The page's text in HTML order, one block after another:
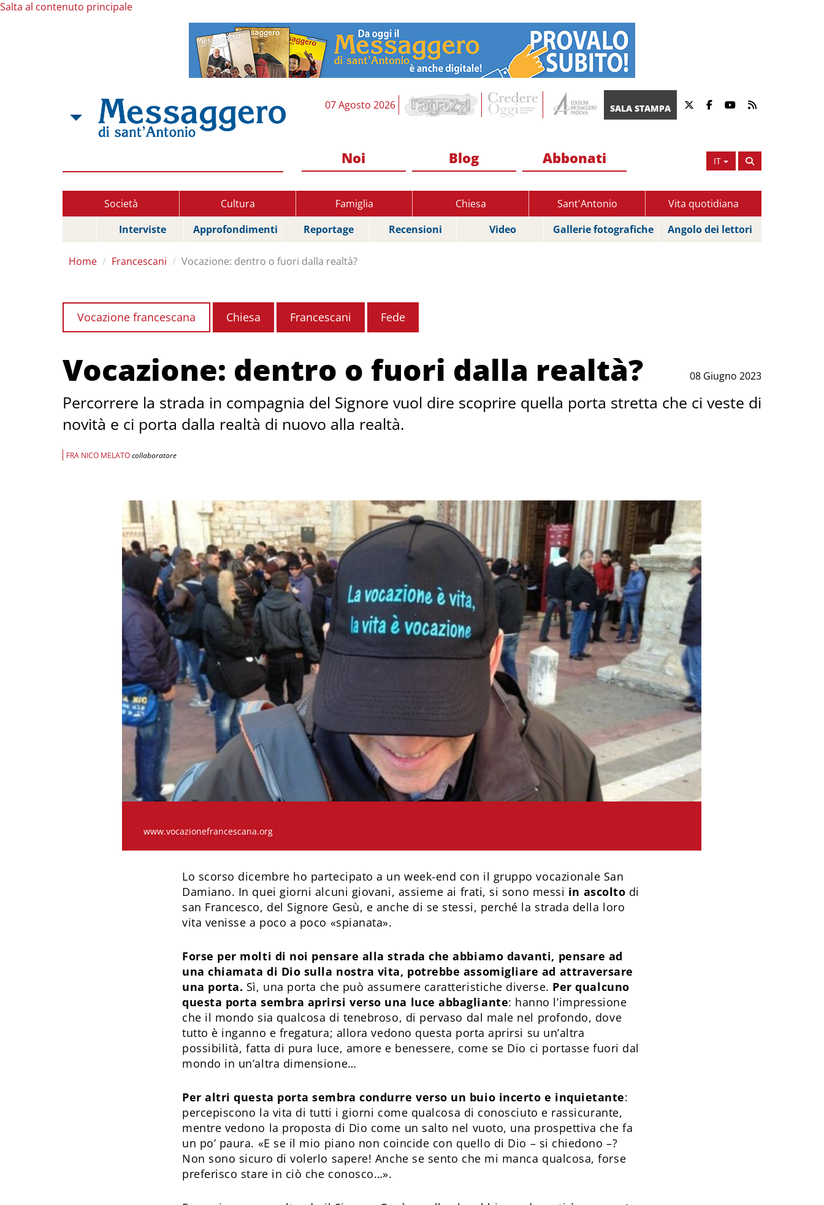
Salta al contenuto principale
07 Agosto 2026 SALA STAMPA
IT
Noi Blog Abbonati
Società Cultura Famiglia Chiesa Sant'Antonio
Vita quotidiana
Interviste
Approfondimenti Reportage Recensioni Video Gallerie fotografiche Angolo dei lettori
Home Francescani Vocazione: dentro o fuori dalla realtà?
Vocazione francescana Chiesa Francescani Fede
08 Giugno 2023
Vocazione: dentro o fuori dalla realtà?
Percorrere la strada in compagnia del Signore vuol dire scoprire quella porta stretta che ci veste di
novità e ci porta dalla realtà di nuovo alla realtà.
FRA NICO MELATOcollaboratore
www.vocazionefrancescana.org
Lo scorso dicembre ho partecipato a un week-end con il gruppo vocazionale San
Damiano. In quei giorni alcuni giovani, assieme ai frati, si sono messi in ascolto di
san Francesco, del Signore Gesù, e anche di se stessi, perché la strada della loro
vita venisse a poco a poco «spianata».
Forse per molti di noi pensare alla strada che abbiamo davanti, pensare ad
una chiamata di Dio sulla nostra vita, potrebbe assomigliare ad attraversare
una porta. Sì, una porta che può assumere caratteristiche diverse. Per qualcuno
questa porta sembra aprirsi verso una luce abbagliante: hanno l’impressione
che il mondo sia qualcosa di tenebroso, di pervaso dal male nel profondo, dove
tutto è inganno e fregatura; allora vedono questa porta aprirsi su un’altra
possibilità, fatta di pura luce, amore e benessere, come se Dio ci portasse fuori dal
mondo in un’altra dimensione…
Per altri questa porta sembra condurre verso un buio incerto e inquietante:
percepiscono la vita di tutti i giorni come qualcosa di conosciuto e rassicurante,
mentre vedono la proposta di Dio come un salto nel vuoto, una prospettiva che fa
un po’ paura. «E se il mio piano non coincide con quello di Dio – si chiedono –?
Non sono sicuro di volerlo sapere! Anche se sento che mi manca qualcosa, forse
preferisco stare in ciò che conosco…».